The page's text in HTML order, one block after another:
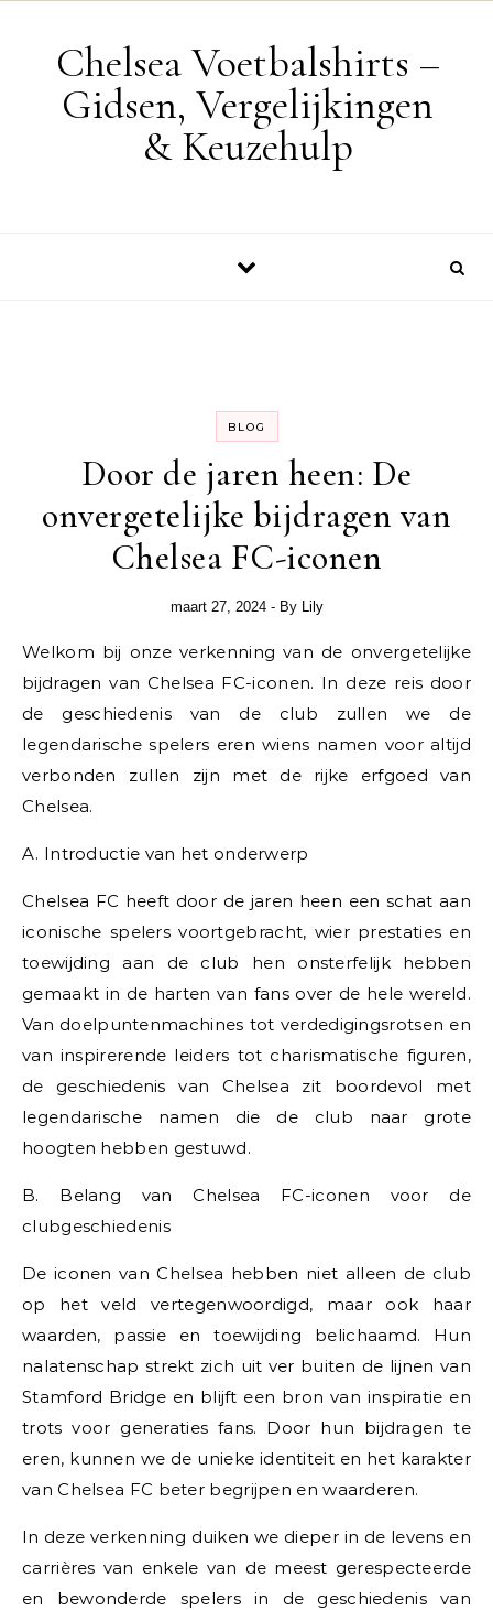
Chelsea Voetbalshirts –
Gidsen, Vergelijkingen
& Keuzehulp
BLOG
Door de jaren heen: De
onvergetelijke bijdragen van
Chelsea FC-iconen
maart 27, 2024 - By Lily
Welkom bij onze verkenning van de onvergetelijke
bijdragen van Chelsea FC-iconen. In deze reis door
de geschiedenis van de club zullen we de
legendarische spelers eren wiens namen voor altijd
verbonden zullen zijn met de rijke erfgoed van
Chelsea.
A. Introductie van het onderwerp
Chelsea FC heeft door de jaren heen een schat aan
iconische spelers voortgebracht, wier prestaties en
toewijding aan de club hen onsterfelijk hebben
gemaakt in de harten van fans over de hele wereld.
Van doelpuntenmachines tot verdedigingsrotsen en
van inspirerende leiders tot charismatische figuren,
de geschiedenis van Chelsea zit boordevol met
legendarische namen die de club naar grote
hoogten hebben gestuwd.
B. Belang van Chelsea FC-iconen voor de
clubgeschiedenis
De iconen van Chelsea hebben niet alleen de club
op het veld vertegenwoordigd, maar ook haar
waarden, passie en toewijding belichaamd. Hun
nalatenschap strekt zich uit ver buiten de lijnen van
Stamford Bridge en blijft een bron van inspiratie en
trots voor generaties fans. Door hun bijdragen te
eren, kunnen we de unieke identiteit en het karakter
van Chelsea FC beter begrijpen en waarderen.
In deze verkenning duiken we dieper in de levens en
carrières van enkele van de meest gerespecteerde
en bewonderde spelers in de geschiedenis van